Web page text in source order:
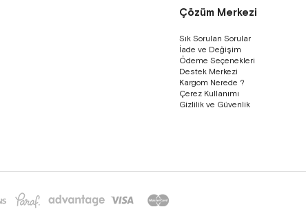
Çözüm Merkezi
Sık Sorulan Sorular
İade ve Değişim
Ödeme Seçenekleri
Destek Merkezi
Kargom Nerede ?
Çerez Kullanımı
Gizlilik ve Güvenlik